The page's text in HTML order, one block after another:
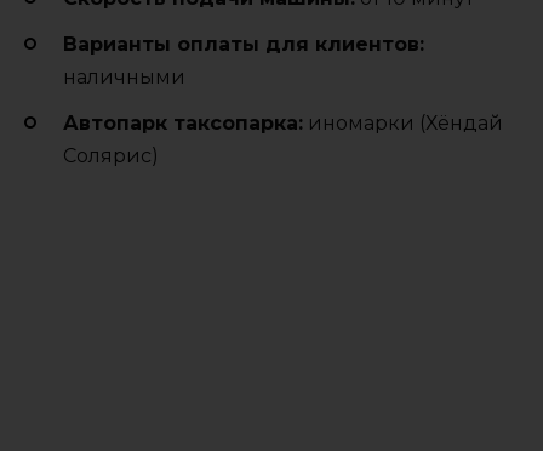
Варианты оплаты для клиентов:
наличными
Автопарк таксопарка: иномарки (Хёндай
Солярис)